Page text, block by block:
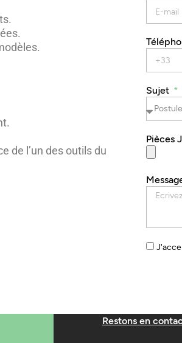
de l’un des outils du
Sujet
Pièces
Restons en